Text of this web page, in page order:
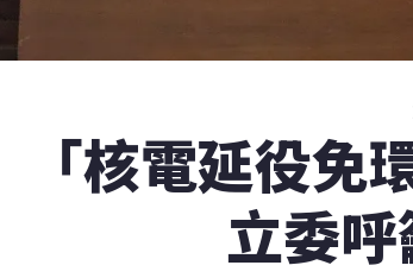
「核電延役
立委